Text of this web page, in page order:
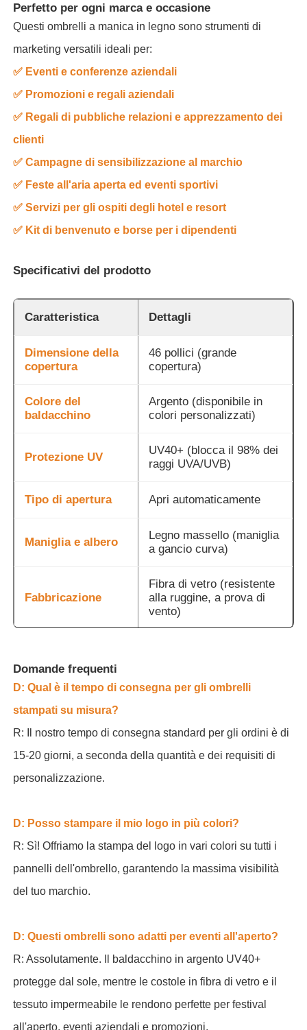
Perfetto per ogni marca e occasione
Questi ombrelli a manica in legno sono strumenti di
marketing versatili ideali per:
✅ Eventi e conferenze aziendali
✅ Promozioni e regali aziendali
✅ Regali di pubbliche relazioni e apprezzamento dei
clienti
✅ Campagne di sensibilizzazione al marchio
✅ Feste all'aria aperta ed eventi sportivi
✅ Servizi per gli ospiti degli hotel e resort
✅ Kit di benvenuto e borse per i dipendenti
Specificativi del prodotto
Caratteristica Dettagli
Dimensione della
copertura
46 pollici (grande
copertura)
Colore del
baldacchino
Argento (disponibile in
colori personalizzati)
Protezione UV
UV40+ (blocca il 98% dei
raggi UVA/UVB)
Tipo di apertura Apri automaticamente
Maniglia e albero
Legno massello (maniglia
a gancio curva)
Fabbricazione
Fibra di vetro (resistente
alla ruggine, a prova di
vento)
Quantità minima
d'ordine
Domande frequenti
D: Qual è il tempo di consegna per gli ombrelli
stampati su misura?
R: Il nostro tempo di consegna standard per gli ordini è di
15-20 giorni, a seconda della quantità e dei requisiti di
personalizzazione.
D: Posso stampare il mio logo in più colori?
R: Sì! Offriamo la stampa del logo in vari colori su tutti i
pannelli dell'ombrello, garantendo la massima visibilità
del tuo marchio.
D: Questi ombrelli sono adatti per eventi all'aperto?
R: Assolutamente. Il baldacchino in argento UV40+
protegge dal sole, mentre le costole in fibra di vetro e il
tessuto impermeabile le rendono perfette per festival
all'aperto, eventi aziendali e promozioni.